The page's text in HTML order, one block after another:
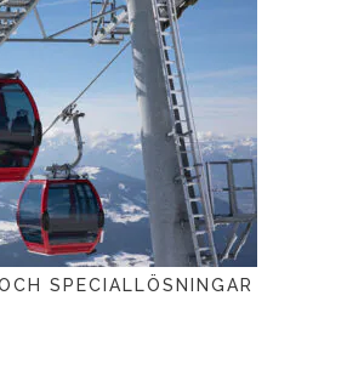
SPECIALLÖSNINGAR